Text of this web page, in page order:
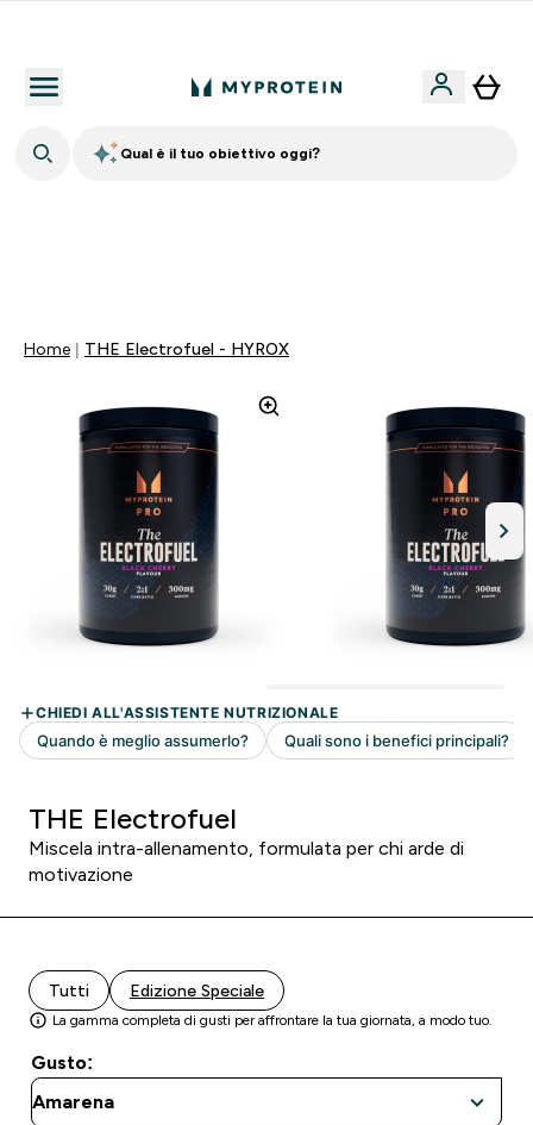
Qual è il tuo obiettivo oggi?
Home THE Electrofuel - HYROX
THE Electrofuel
Miscela intra-allenamento, formulata per chi arde di
motivazione
Tutti Edizione Speciale
La gamma completa di gusti per affrontare la tua giornata, a modo tuo.
Gusto: